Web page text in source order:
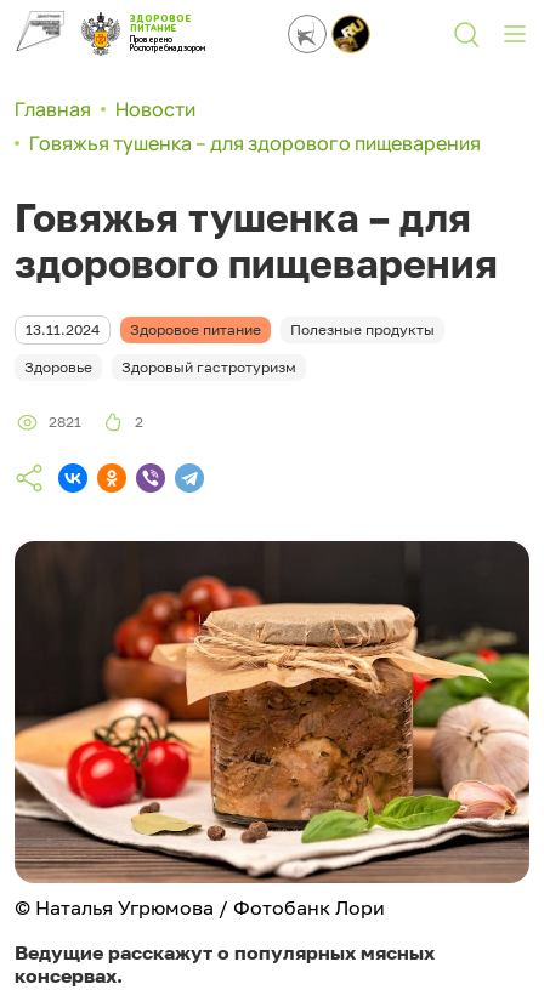
ЗДОРОВОЕ
ПИТАНИЕ
Проверено
Роспотребнадзором
Главная
Новости
Говяжья тушенка – для здорового пищеварения
Говяжья тушенка – для
здорового пищеварения
13.11.2024 Здоровое питание Полезные продукты
Здоровье Здоровый гастротуризм
2821 2
© Наталья Угрюмова / Фотобанк Лори
Ведущие расскажут о популярных мясных
консервах.